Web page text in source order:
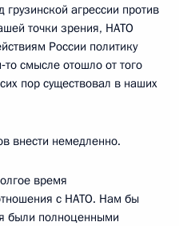
агрессии против
точки зрения, НАТО
России политику
смысле отошло от того
пор существовал в наших
внести немедленно.
время
с НАТО. Нам бы
были полноценными